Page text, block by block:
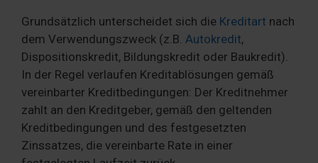
Grundsätzlich unterscheidet sich die Kreditart nach
dem Verwendungszweck (z.B. Autokredit,
Dispositionskredit, Bildungskredit oder Baukredit).
In der Regel verlaufen Kreditablösungen gemäß
vereinbarter Kreditbedingungen: Der Kreditnehmer
zahlt an den Kreditgeber, gemäß den geltenden
Kreditbedingungen und des festgesetzten
Zinssatzes, die vereinbarte Rate in einer